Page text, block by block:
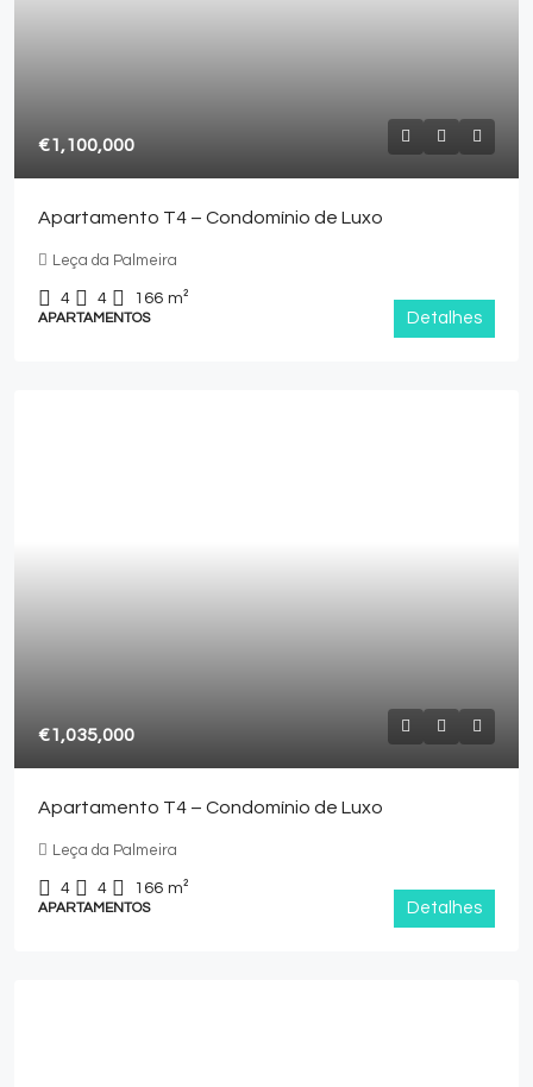
€1,100,000
Apartamento T4 – Condomínio de Luxo
Leça da Palmeira
4 4 166 m²
APARTAMENTOS Detalhes
€1,035,000
Apartamento T4 – Condomínio de Luxo
Leça da Palmeira
4 4 166 m²
APARTAMENTOS Detalhes